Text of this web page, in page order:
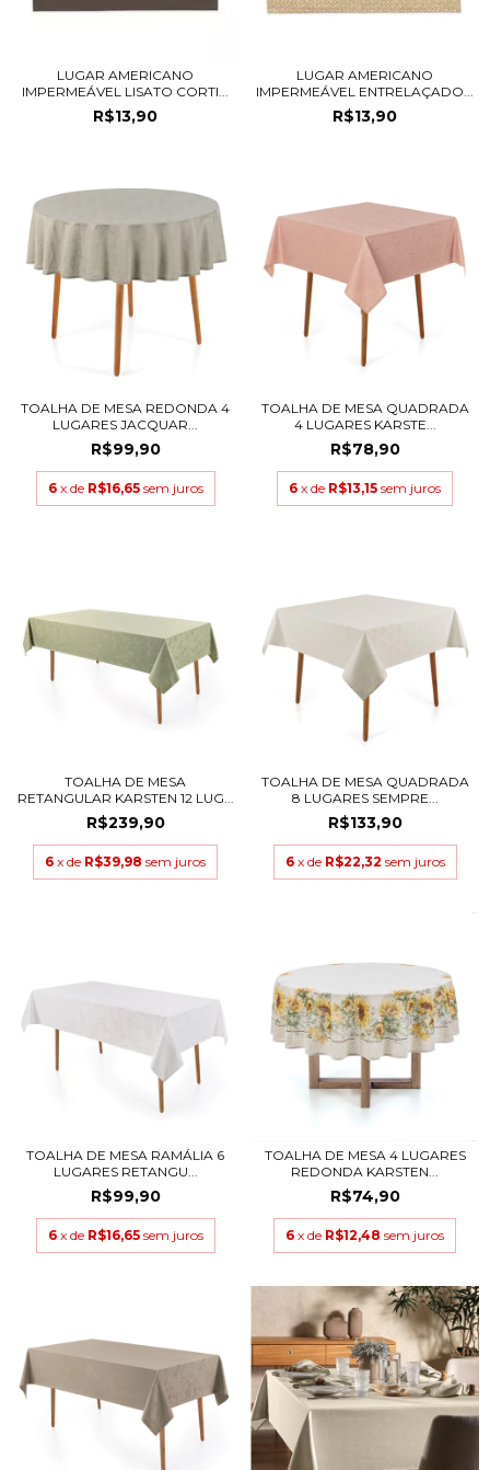
LUGAR AMERICANO
IMPERMEÁVEL LISATO CORTI...
R$13,90
LUGAR AMERICANO
IMPERMEÁVEL ENTRELAÇADO...
R$13,90
TOALHA DE MESA REDONDA 4
LUGARES JACQUAR...
R$99,90
6 x de R$16,65 sem juros
TOALHA DE MESA QUADRADA
4 LUGARES KARSTE...
R$78,90
6 x de R$13,15 sem juros
TOALHA DE MESA
RETANGULAR KARSTEN 12 LUG...
R$239,90
6 x de R$39,98 sem juros
TOALHA DE MESA QUADRADA
8 LUGARES SEMPRE...
R$133,90
6 x de R$22,32 sem juros
TOALHA DE MESA RAMÁLIA 6
LUGARES RETANGU...
R$99,90
6 x de R$16,65 sem juros
TOALHA DE MESA 4 LUGARES
REDONDA KARSTEN...
R$74,90
6 x de R$12,48 sem juros